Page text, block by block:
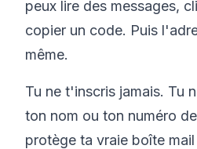
peux lire des messages,
copier un code. Puis
même.
Tu ne t'inscris jamais. Tu
ton nom ou ton numéro
protège ta vraie boîte